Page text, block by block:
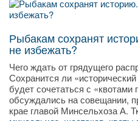
Рыбакам сохранят
не избежать?
Чего ждать от грядущего
Сохранится ли
будет сочетаться с
обсуждались на совещании,
крае главой Минсельхоза А.